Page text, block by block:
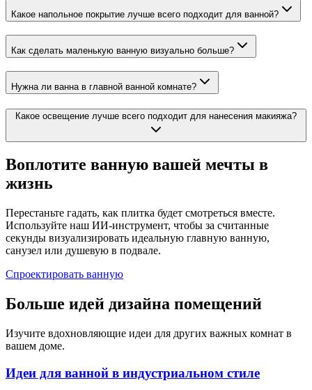
Какое напольное покрытие лучше всего подходит для ванной?
Как сделать маленькую ванную визуально больше?
Нужна ли ванна в главной ванной комнате?
Какое освещение лучше всего подходит для нанесения макияжа?
Воплотите ванную вашей мечты в
жизнь
Перестаньте гадать, как плитка будет смотреться вместе.
Используйте наш ИИ-инструмент, чтобы за считанные
секунды визуализировать идеальную главную ванную,
санузел или душевую в подвале.
Спроектировать ванную
Больше идей дизайна помещений
Изучите вдохновляющие идеи для других важных комнат в
вашем доме.
Идеи для ванной в индустриальном стиле